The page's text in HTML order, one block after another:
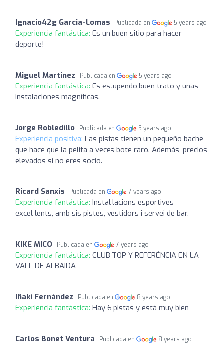
Ignacio42g Garcia-Lomas Publicada en 5 years ago
Experiencia fantástica: Es un buen sitio para hacer
deporte!
Miguel Martinez Publicada en 5 years ago
Experiencia fantástica: Es estupendo,buen trato y unas
instalaciones magníficas.
Jorge Robledillo Publicada en 5 years ago
Experiencia positiva: Las pistas tienen un pequeño bache
que hace que la pelita a veces bote raro. Además, precios
elevados si no eres socio.
Ricard Sanxis Publicada en 7 years ago
Experiencia fantástica: Instal·lacions esportives
excel·lents, amb sis pistes, vestidors i servei de bar.
KIKE MICO Publicada en 7 years ago
Experiencia fantástica: CLUB TOP Y REFERÉNCIA EN LA
VALL DE ALBAIDA
Iñaki Fernández Publicada en 8 years ago
Experiencia fantástica: Hay 6 pistas y está muy bien
Carlos Bonet Ventura Publicada en 8 years ago